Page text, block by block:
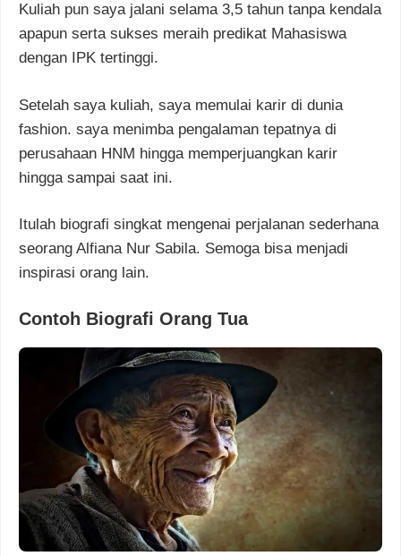
Kuliah pun saya jalani selama 3,5 tahun tanpa kendala
apapun serta sukses meraih predikat Mahasiswa
dengan IPK tertinggi.
Setelah saya kuliah, saya memulai karir di dunia
fashion. saya menimba pengalaman tepatnya di
perusahaan HNM hingga memperjuangkan karir
hingga sampai saat ini.
Itulah biografi singkat mengenai perjalanan sederhana
seorang Alfiana Nur Sabila. Semoga bisa menjadi
inspirasi orang lain.
Contoh Biografi Orang Tua